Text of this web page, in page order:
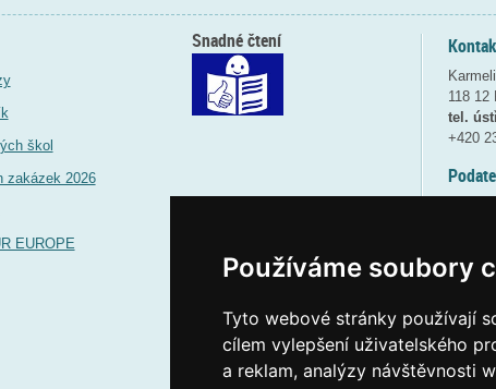
Používáme soubory
Tyto webové stránky používají
cílem vylepšení uživatelského
a reklam, analýzy návštěvnosti
škol
zakázek 2026
EUROPE
118 12
tel.
+420
(více
Snadné čtení